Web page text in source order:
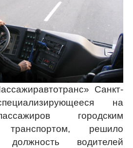
Санкт-
на
городским
транспортом, решило
водителей